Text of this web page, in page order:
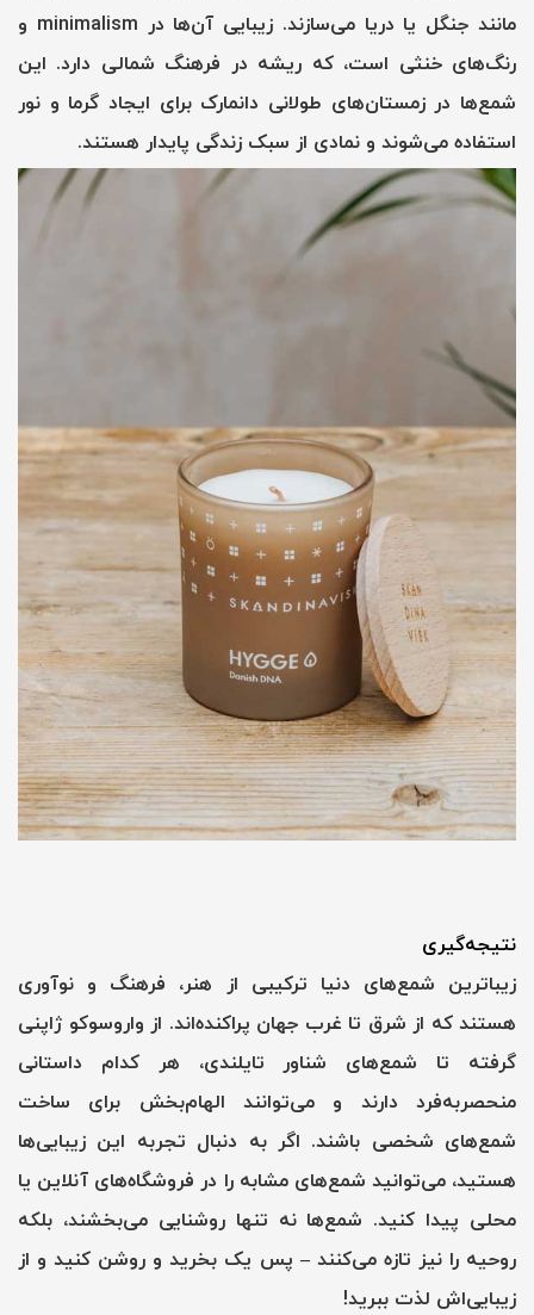
مانند جنگل یا دریا می‌سازند. زیبایی آن‌ها در minimalism و
رنگ‌های خنثی است، که ریشه در فرهنگ شمالی دارد. این
شمع‌ها در زمستان‌های طولانی دانمارک برای ایجاد گرما و نور
استفاده می‌شوند و نمادی از سبک زندگی پایدار هستند.
نتیجه‌گیری
زیباترین شمع‌های دنیا ترکیبی از هنر، فرهنگ و نوآوری
هستند که از شرق تا غرب جهان پراکنده‌اند. از واروسوکو ژاپنی
گرفته تا شمع‌های شناور تایلندی، هر کدام داستانی
منحصربه‌فرد دارند و می‌توانند الهام‌بخش برای ساخت
شمع‌های شخصی باشند. اگر به دنبال تجربه این زیبایی‌ها
هستید، می‌توانید شمع‌های مشابه را در فروشگاه‌های آنلاین یا
محلی پیدا کنید. شمع‌ها نه تنها روشنایی می‌بخشند، بلکه
روحیه را نیز تازه می‌کنند – پس یک بخرید و روشن کنید و از
زیبایی‌اش لذت ببرید!